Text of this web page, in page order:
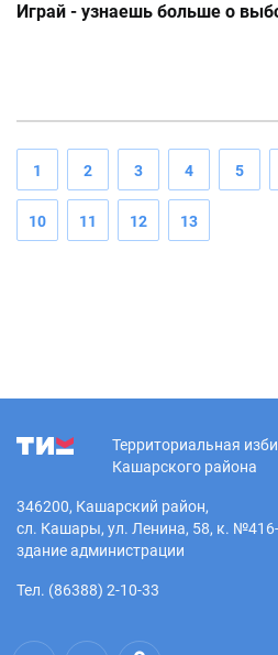
Играй - узнаешь больше о
1 2 3 4 5
10 11 12 13
Территориальная
Кашарского района
346200, Кашарский район,
сл. Кашары, ул. Ленина, 58, к.
здание администрации
Тел. (86388) 2-10-33